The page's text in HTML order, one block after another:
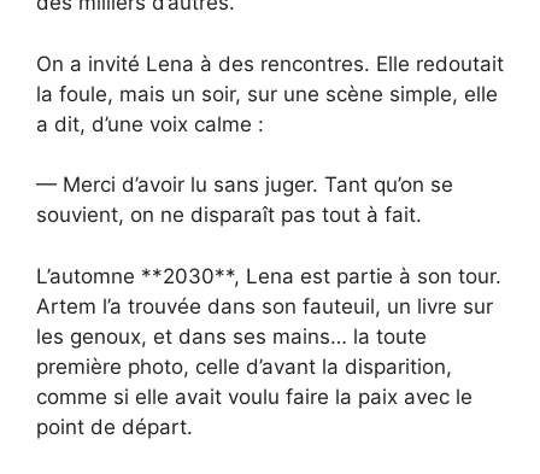
On a invité Lena à des rencontres. Elle redoutait
la foule, mais un soir, sur une scène simple, elle
a dit, d’une voix calme :
— Merci d’avoir lu sans juger. Tant qu’on se
souvient, on ne disparaît pas tout à fait.
L’automne **2030**, Lena est partie à son tour.
Artem l’a trouvée dans son fauteuil, un livre sur
les genoux, et dans ses mains… la toute
première photo, celle d’avant la disparition,
comme si elle avait voulu faire la paix avec le
point de départ.